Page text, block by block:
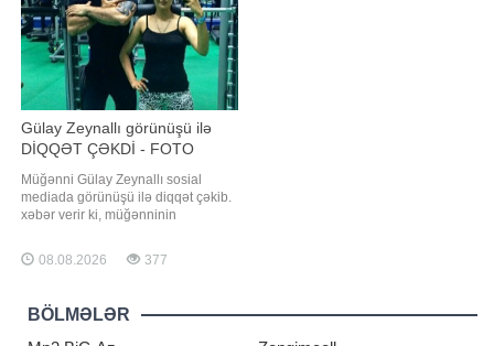
Gülay Zeynallı görünüşü ilə
DİQQƏT ÇƏKDİ - FOTO
Müğənni Gülay Zeynallı sosial
mediada görünüşü ilə diqqət çəkib.
xəbər verir ki, müğənninin
görüntüsünü paylaşıb. Paylaşımda
Gülay gözəlliyi və təbii görünüşü ilə
fotonu təqdim edirik:
08.08.2026 377
BÖLMƏLƏR